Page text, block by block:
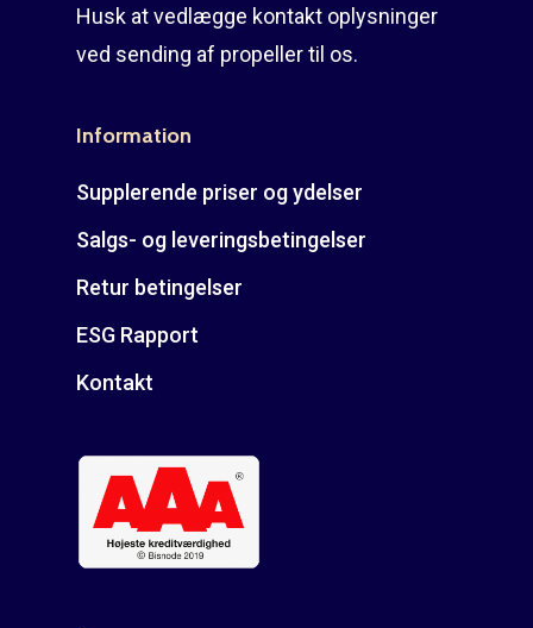
Husk at vedlægge kontakt oplysninger
ved sending af propeller til os.
Information
Supplerende priser og ydelser
Salgs- og leveringsbetingelser
Retur betingelser
ESG Rapport
Kontakt